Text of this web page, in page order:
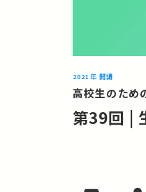
2021年 開講
高校生のため
第39回 |